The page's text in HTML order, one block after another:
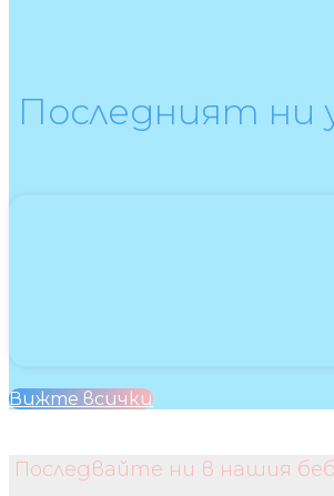
Последният ни
Вижте всички
Последвайте ни в нашия